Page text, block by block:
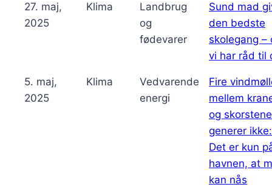
27. maj,
2025
Klima
Landbrug
og
fødevarer
Sund mad
den bedste
skolegang –
vi har råd til
5. maj,
2025
Klima
Vedvarende
energi
Fire
mellem
og skorstene
generer ikke:
Det er kun
havnen, at
kan nås